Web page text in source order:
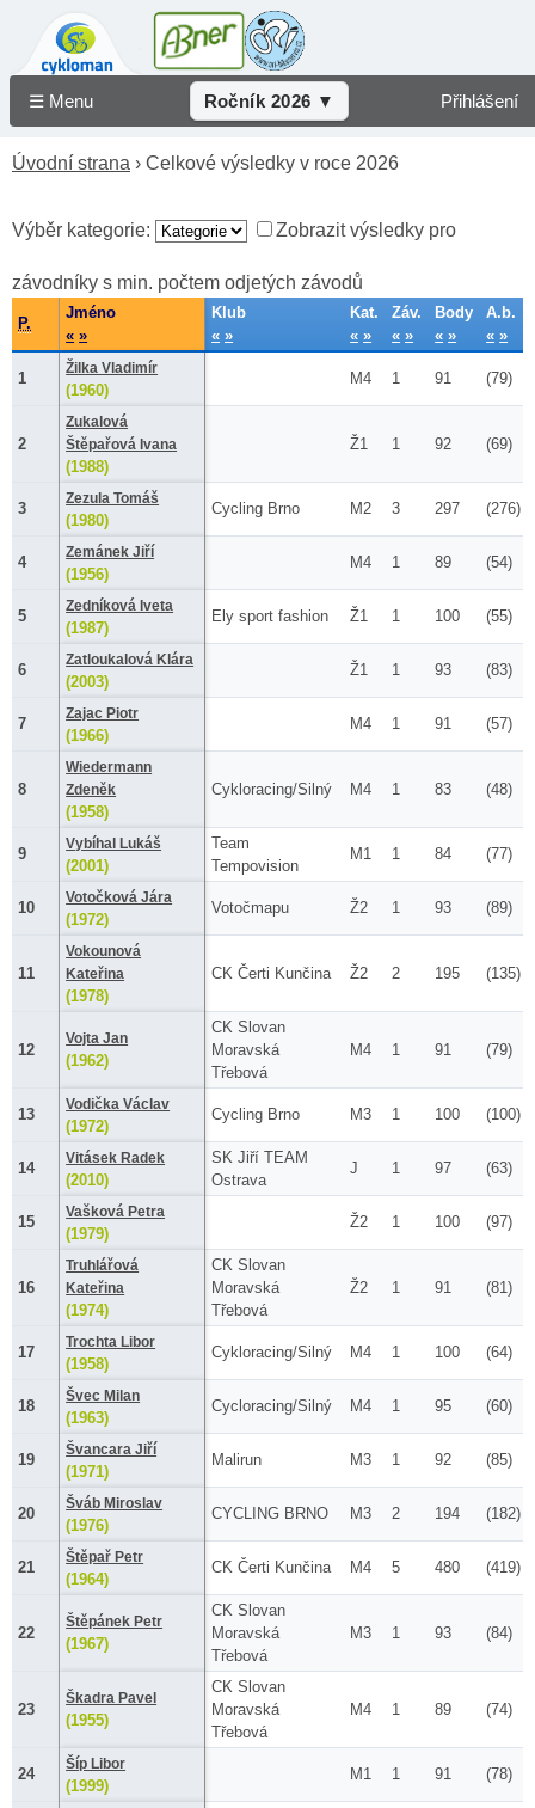
☰ Menu Ročník 2026 ▼ Přihlášení
Úvodní strana › Celkové výsledky v roce 2026
Výběr kategorie: Zobrazit výsledky pro
závodníky s min. počtem odjetých závodů
P.
Jméno
« »
Klub
« »
Kat.
« »
Záv.
« »
Body
« »
A.b.
« »
1
Žilka Vladimír
(1960)
M4 1 91 (79)
2
Zukalová
Štěpařová Ivana
(1988)
Ž1 1 92 (69)
3
Zezula Tomáš
(1980)
Cycling Brno M2 3 297 (276)
4
Zemánek Jiří
(1956)
M4 1 89 (54)
5
Zedníková Iveta
(1987)
Ely sport fashion Ž1 1 100 (55)
6
Zatloukalová Klára
(2003)
Ž1 1 93 (83)
7
Zajac Piotr
(1966)
M4 1 91 (57)
8
Wiedermann
Zdeněk
(1958)
Cykloracing/Silný M4 1 83 (48)
9
Vybíhal Lukáš
(2001)
Team
Tempovision
M1 1 84 (77)
10
Votočková Jára
(1972)
Votočmapu Ž2 1 93 (89)
11
Vokounová
Kateřina
(1978)
CK Čerti Kunčina Ž2 2 195 (135)
12
Vojta Jan
(1962)
CK Slovan
Moravská
Třebová
M4 1 91 (79)
13
Vodička Václav
(1972)
Cycling Brno M3 1 100 (100)
14
Vitásek Radek
(2010)
SK Jiří TEAM
Ostrava
J 1 97 (63)
15
Vašková Petra
(1979)
Ž2 1 100 (97)
16
Truhlářová
Kateřina
(1974)
CK Slovan
Moravská
Třebová
Ž2 1 91 (81)
17
Trochta Libor
(1958)
Cykloracing/Silný M4 1 100 (64)
18
Švec Milan
(1963)
Cycloracing/Silný M4 1 95 (60)
19
Švancara Jiří
(1971)
Malirun M3 1 92 (85)
20
Šváb Miroslav
(1976)
CYCLING BRNO M3 2 194 (182)
21
Štěpař Petr
(1964)
CK Čerti Kunčina M4 5 480 (419)
22
Štěpánek Petr
(1967)
CK Slovan
Moravská
Třebová
M3 1 93 (84)
23
Škadra Pavel
(1955)
CK Slovan
Moravská
Třebová
M4 1 89 (74)
24
Šíp Libor
(1999)
M1 1 91 (78)